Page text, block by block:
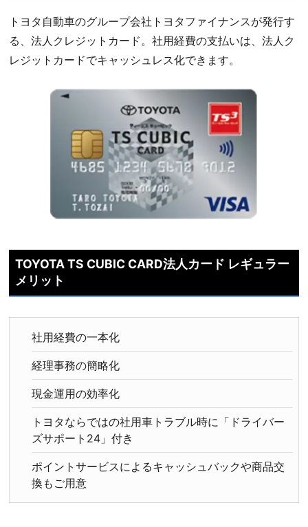
トヨタ自動車のグループ会社トヨタファイナンスが発行す
る、法人クレジットカード。社用経費の支払いは、法人ク
レジットカードでキャッシュレス化できます。
TOYOTA TS CUBIC CARD法人カード レギュラー
メリット
社用経費の一本化
経理事務の簡略化
現金運用の効率化
トヨタならではの社用車トラブル時に「ドライバー
ズサポート24」付き
ポイントサービスによるキャッシュバックや商品交
換もご用意